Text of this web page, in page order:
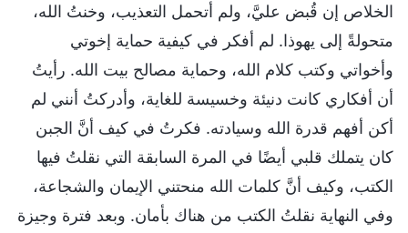
الخلاص إن قُبض عليَّ، ولم أتحمل التعذيب، وخنتُ الله،
متحولةً إلى يهوذا. لم أفكر في كيفية حماية إخوتي
وأخواتي وكتب كلام الله، وحماية مصالح بيت الله. رأيتُ
أن أفكاري كانت دنيئة وخسيسة للغاية، وأدركتُ أنني لم
أكن أفهم قدرة الله وسيادته. فكرتُ في كيف أنَّ الجبن
كان يتملك قلبي أيضًا في المرة السابقة التي نقلتُ فيها
الكتب، وكيف أنَّ كلمات الله منحتني الإيمان والشجاعة،
وفي النهاية نقلتُ الكتب من هناك بأمان. وبعد فترة وجيزة